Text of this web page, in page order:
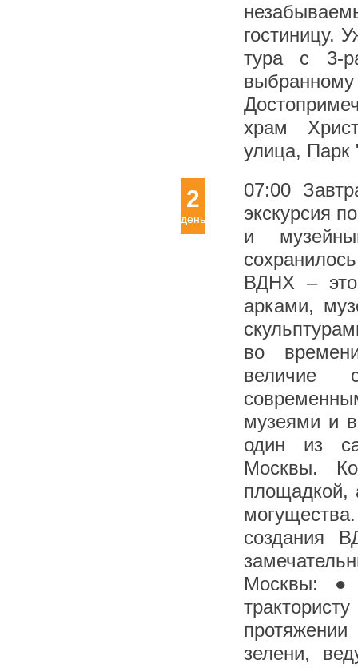
гостиницу.
тура с 3-
храм
улица, Парк
2
день
07:00
экскурсия
и
ВДНХ – это
арками,
во
величие
музеями и
один из
Москвы.
площадкой,
создания
Москвы: ●
зелени,